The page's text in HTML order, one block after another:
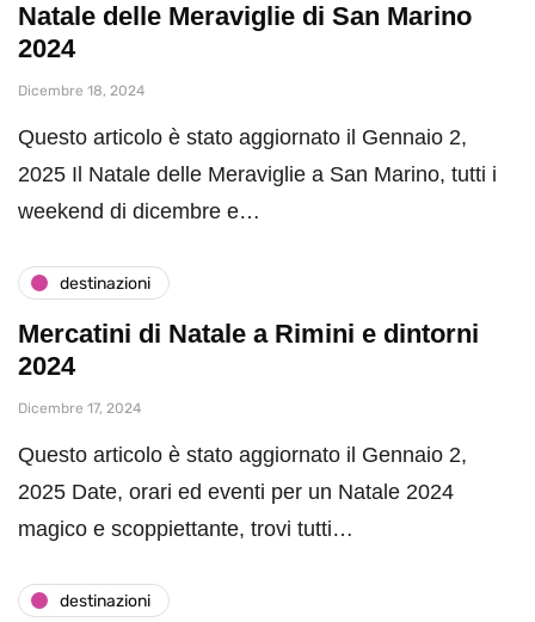
Natale delle Meraviglie di San Marino
2024
Dicembre 18, 2024
Questo articolo è stato aggiornato il Gennaio 2,
2025 Il Natale delle Meraviglie a San Marino, tutti i
weekend di dicembre e…
destinazioni
Mercatini di Natale a Rimini e dintorni
2024
Dicembre 17, 2024
Questo articolo è stato aggiornato il Gennaio 2,
2025 Date, orari ed eventi per un Natale 2024
magico e scoppiettante, trovi tutti…
destinazioni